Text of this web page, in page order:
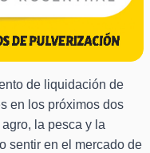
de liquidación de
en los próximos dos
la pesca y la
sentir en el mercado de